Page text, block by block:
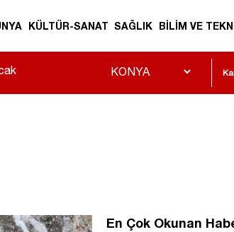
KÜLTÜR-SANAT SAĞLIK BİLİM VE
En Çok Okunan